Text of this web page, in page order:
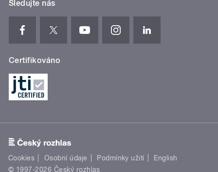
Sledujte nás
Certifikováno
Cookies Osobní údaje Podmínky užití
English
© 1997-2026 Český rozhlas